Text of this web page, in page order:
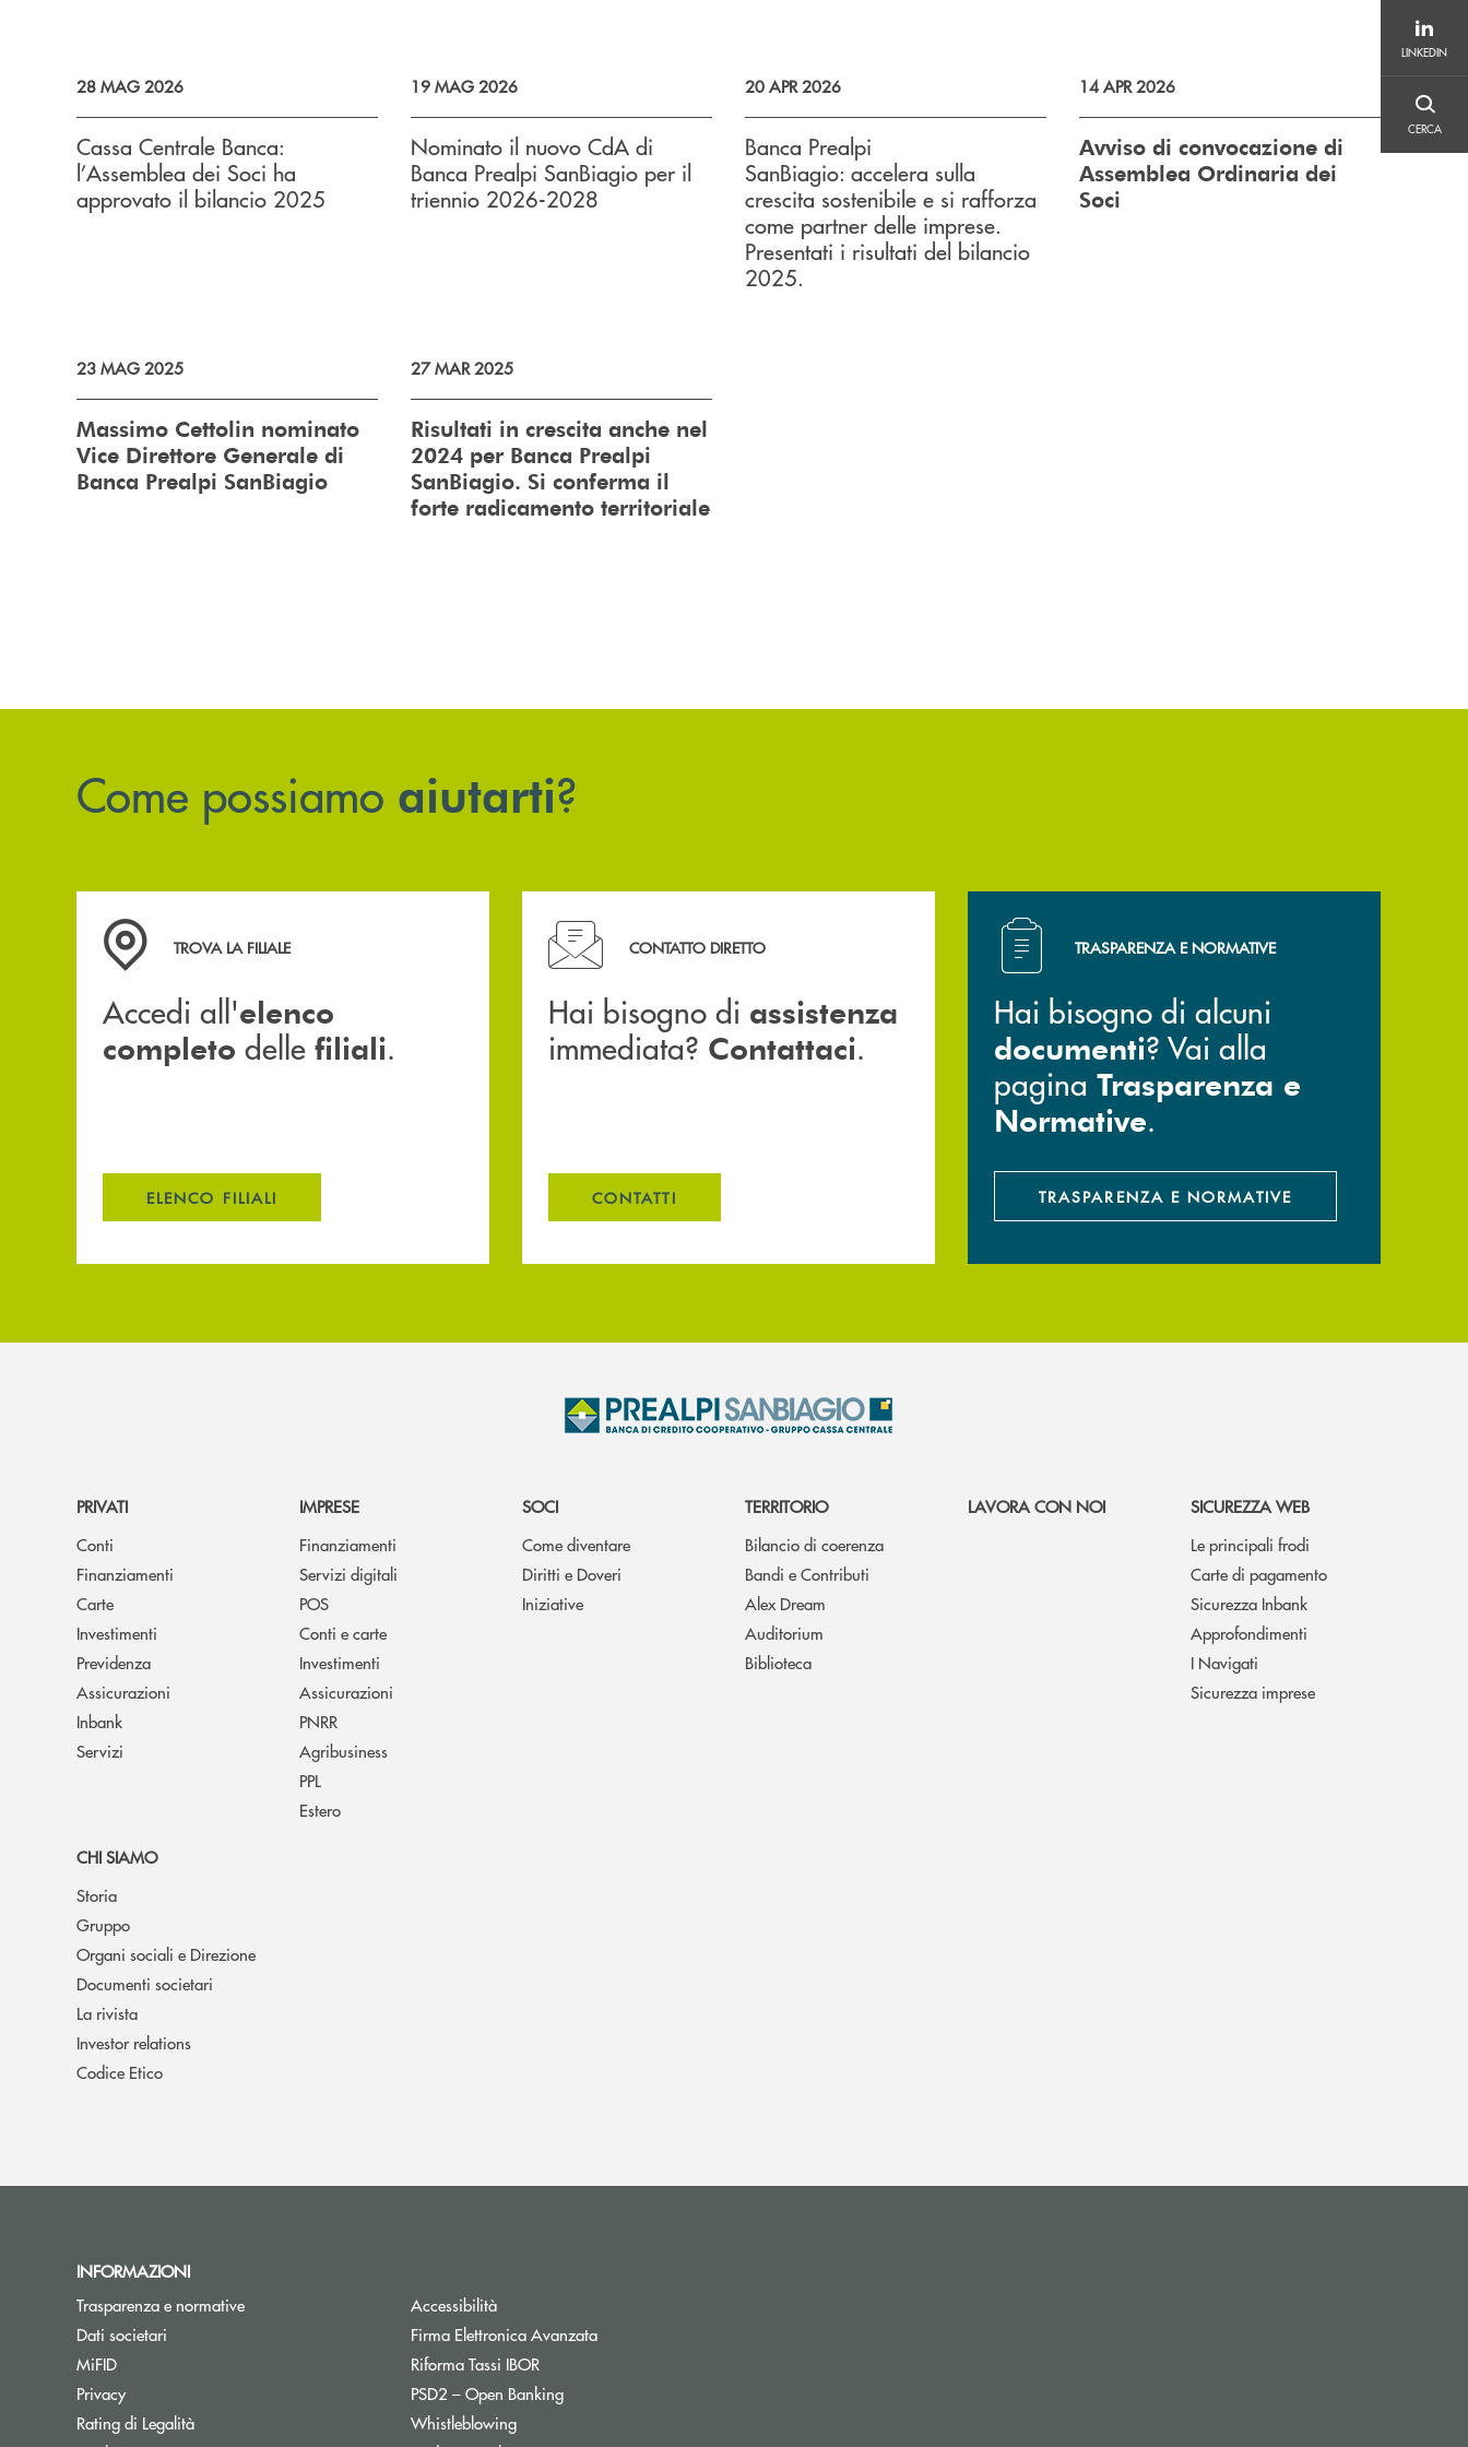
LINKEDIN
CERCA
CERCA
28 MAG 2026
Cassa Centrale Banca:
l’Assemblea dei Soci ha
approvato il bilancio 2025
19 MAG 2026
Nominato il nuovo CdA di
Banca Prealpi SanBiagio per il
triennio 2026-2028
20 APR 2026
Banca Prealpi
SanBiagio: accelera sulla
crescita sostenibile e si rafforza
come partner delle imprese.
Presentati i risultati del bilancio
2025.
14 APR 2026
Avviso di convocazione di
Assemblea Ordinaria dei
Soci
23 MAG 2025
Massimo Cettolin nominato
Vice Direttore Generale di
Banca Prealpi SanBiagio
27 MAR 2025
Risultati in crescita anche nel
2024 per Banca Prealpi
SanBiagio. Si conferma il
forte radicamento territoriale
Come possiamo aiutarti?
Accedi all' elenco completo delle filiali .
TROVA LA FILIALE
Accedi all'elenco
completo delle filiali.
ELENCO FILIALI
Hai bisogno di assistenza immediata? Contattaci .
CONTATTO DIRETTO
Hai bisogno di assistenza
immediata? Contattaci.
CONTATTI
Hai bisogno di alcuni documenti ? Vai alla pagina
TRASPARENZA E NORMATIVE
Hai bisogno di alcuni
documenti? Vai alla
pagina Trasparenza e
Normative.
TRASPARENZA E NORMATIVE
PRIVATI
Conti
Finanziamenti
Carte
Investimenti
Previdenza
Assicurazioni
Inbank
Servizi
IMPRESE
Finanziamenti
Servizi digitali
POS
Conti e carte
Investimenti
Assicurazioni
PNRR
Agribusiness
PPL
Estero
SOCI
Come diventare
Diritti e Doveri
Iniziative
TERRITORIO
Bilancio di coerenza
Bandi e Contributi
Alex Dream
Auditorium
Biblioteca
LAVORA CON NOI
SICUREZZA WEB
Le principali frodi
Carte di pagamento
Sicurezza Inbank
Approfondimenti
I Navigati
Sicurezza imprese
CHI SIAMO
Storia
Gruppo
Organi sociali e Direzione
Documenti societari
La rivista
Investor relations
Codice Etico
INFORMAZIONI
Trasparenza e normative
Dati societari
MiFID
Privacy
Rating di Legalità
Accessibilità
Firma Elettronica Avanzata
Riforma Tassi IBOR
PSD2 – Open BankingApre una nuova finestra
WhistleblowingApre una nuova finestra